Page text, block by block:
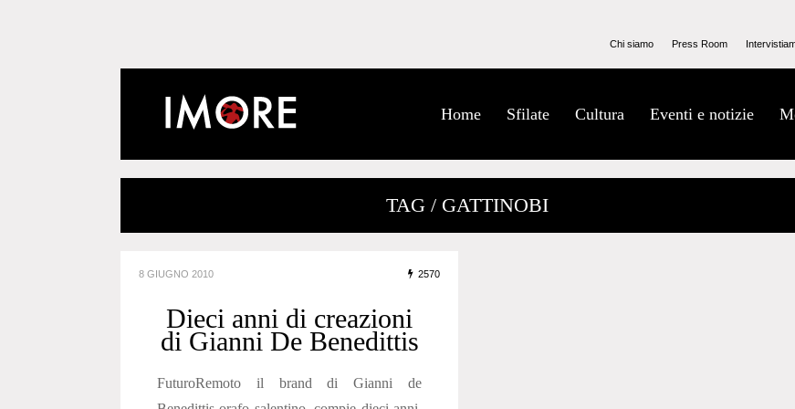
Chi siamo Press Room
Home Sfilate Cultura Eventi e notizie
TAG / GATTINOBI
8 GIUGNO 2010 2570
Dieci anni di creazioni
di Gianni De Benedittis
FuturoRemoto il brand di Gianni de